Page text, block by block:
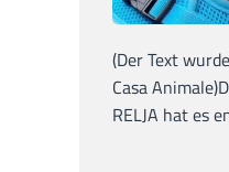
(Der Text
Casa
RELJA hat es